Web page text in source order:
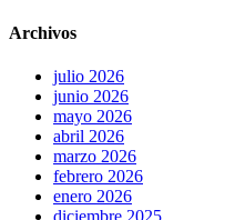
Archivos
julio 2026
junio 2026
mayo 2026
abril 2026
marzo 2026
febrero 2026
enero 2026